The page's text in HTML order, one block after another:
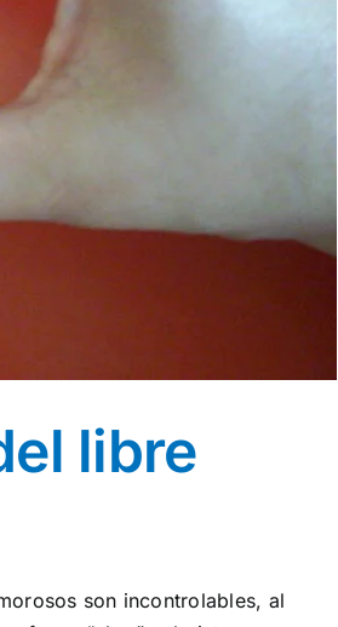
libre
son incontrolables, al